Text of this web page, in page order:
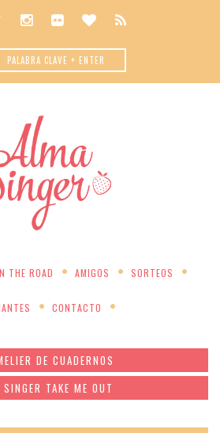
THE ROAD AMIGOS SORTEOS
CONTACTO
DE CUADERNOS
TAKE ME OUT